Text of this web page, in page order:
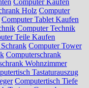
Holz Computer
Computer Tablet Kaufen
Computer Technik
Teile Kaufen
Computer Tower
Computerschrank
Wohnzimmer
Tastaturauszug
Computertisch Tiefe